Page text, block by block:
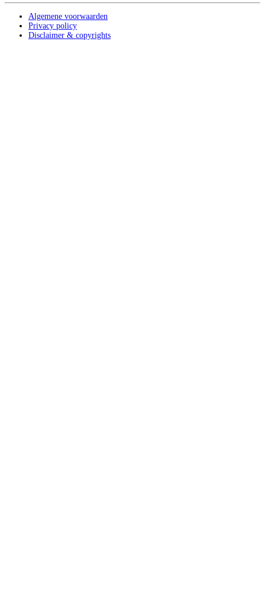
Algemene voorwaarden
Privacy policy
Disclaimer & copyrights